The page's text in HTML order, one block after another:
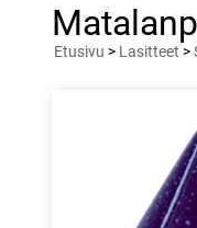
Etusivu > Lasitteet >